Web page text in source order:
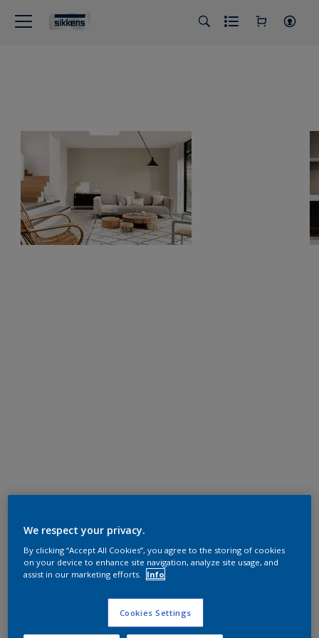
We respect your privacy.
By clicking “Accept All Cookies”, you agree to the storing of cookies
on your device to enhance site navigation, analyze site usage, and
assist in our marketing efforts.
Info
Cookies Settings